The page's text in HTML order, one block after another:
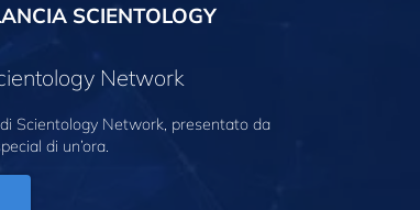
SCIENTOLOGY
Network
Scientology Network, presentato da
di un’ora.